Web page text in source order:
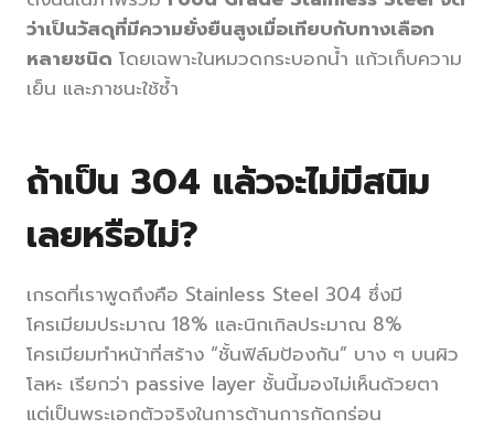
ว่าเป็นวัสดุที่มีความยั่งยืนสูงเมื่อเทียบกับทางเลือก
หลายชนิด โดยเฉพาะในหมวดกระบอกน้ำ แก้วเก็บความ
เย็น และภาชนะใช้ซ้ำ
ถ้าเป็น 304 แล้วจะไม่มีสนิม
เลยหรือไม่?
เกรดที่เราพูดถึงคือ Stainless Steel 304 ซึ่งมี
โครเมียมประมาณ 18% และนิกเกิลประมาณ 8%
โครเมียมทำหน้าที่สร้าง “ชั้นฟิล์มป้องกัน” บาง ๆ บนผิว
โลหะ เรียกว่า passive layer ชั้นนี้มองไม่เห็นด้วยตา
แต่เป็นพระเอกตัวจริงในการต้านการกัดกร่อน